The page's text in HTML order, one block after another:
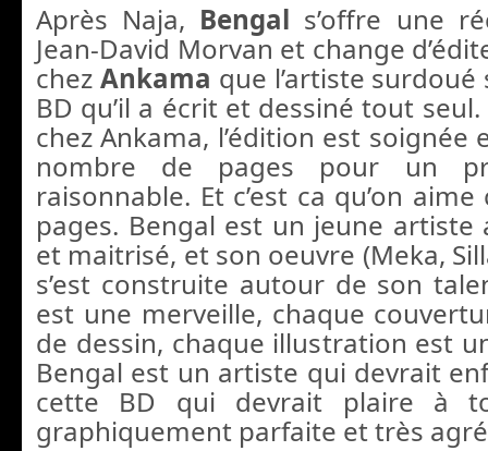
Après Naja, Bengal s’offre une
Jean-David Morvan et change
chez Ankama que l’artiste
BD qu’il a écrit et dessiné tout
chez Ankama, l’édition est
nombre de pages pour un
raisonnable. Et c’est ca qu’on
pages. Bengal est un jeune
et maitrisé, et son oeuvre (Meka,
s’est construite autour de son
est une merveille, chaque
de dessin, chaque illustration est
Bengal est un artiste qui devrait
cette BD qui devrait plaire à
graphiquement parfaite et très